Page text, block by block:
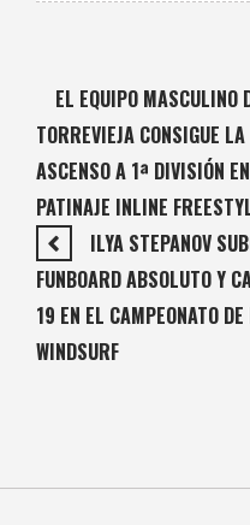
EL EQUIPO MASCULINO
TORREVIEJA CONSIGUE
ASCENSO A 1ª DIVISIÓN
PATINAJE INLINE
ILYA STEPANOV
FUNBOARD ABSOLUTO Y
19 EN EL CAMPEONATO
WINDSURF